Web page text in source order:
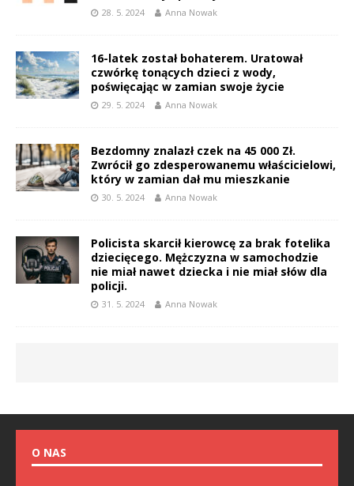
28. 5. 2024 Anna Nowak
16-latek został bohaterem. Uratował
czwórkę tonących dzieci z wody,
poświęcając w zamian swoje życie
29. 5. 2024 Anna Nowak
Bezdomny znalazł czek na 45 000 Zł.
Zwrócił go zdesperowanemu właścicielowi,
który w zamian dał mu mieszkanie
30. 5. 2024 Anna Nowak
Policista skarcił kierowcę za brak fotelika
dziecięcego. Mężczyzna w samochodzie
nie miał nawet dziecka i nie miał słów dla
policji.
31. 5. 2024 Anna Nowak
O NAS